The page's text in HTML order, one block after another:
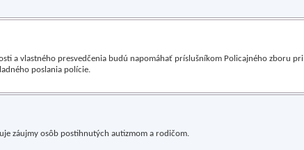
a vlastného presvedčenia budú napomáhať príslušníkom Policajného zboru pri
poslania polície.
záujmy osôb postihnutých autizmom a rodičom.